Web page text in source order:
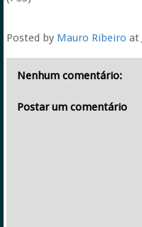
Posted by Mauro Ribeiro at
Nenhum comentário:
Postar um comentário